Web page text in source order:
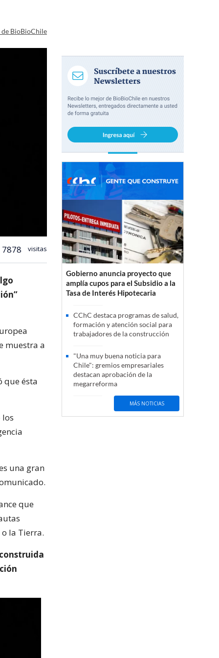
BioBioChile
7878 visitas
muestra a
que ésta
los
una gran
que
la Tierra.
Gobierno anuncia proyecto que
amplía cupos para el Subsidio a la
Tasa de Interés Hipotecaria
CChC destaca programas de salud,
formación y atención social para
trabajadores de la construcción
"Una muy buena noticia para
Chile": gremios empresariales
destacan aprobación de la
megarreforma
MÁS NOTICIAS